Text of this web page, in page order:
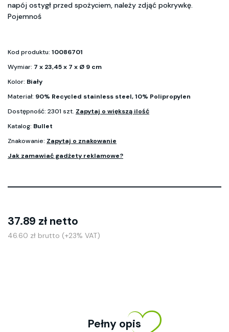
napój ostygł przed spożyciem, należy zdjąć pokrywkę.
Pojemnoś
Kod produktu: 10086701
Wymiar: 7 x 23,45 x 7 x Ø 9 cm
Kolor: Biały
Materiał: 90% Recycled stainless steel, 10% Polipropylen
Dostępność: 2301 szt. Zapytaj o większą ilość
Katalog: Bullet
Znakowanie: Zapytaj o znakowanie
Jak zamawiać gadżety reklamowe?
37.89 zł netto
46.60 zł brutto (+23% VAT)
Pełny opis